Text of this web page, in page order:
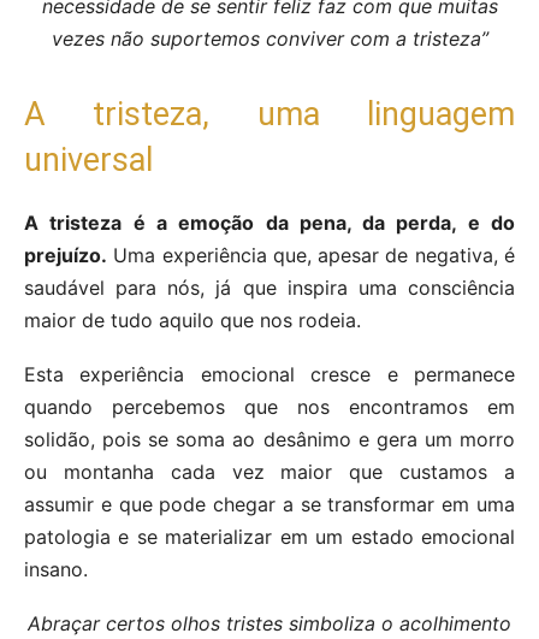
necessidade de se sentir feliz faz com que muitas
vezes não suportemos conviver com a tristeza”
A tristeza, uma linguagem
universal
A tristeza é a emoção da pena, da perda, e do
prejuízo. Uma experiência que, apesar de negativa, é
saudável para nós, já que inspira uma consciência
maior de tudo aquilo que nos rodeia.
Esta experiência emocional cresce e permanece
quando percebemos que nos encontramos em
solidão, pois se soma ao desânimo e gera um morro
ou montanha cada vez maior que custamos a
assumir e que pode chegar a se transformar em uma
patologia e se materializar em um estado emocional
insano.
Abraçar certos olhos tristes simboliza o acolhimento